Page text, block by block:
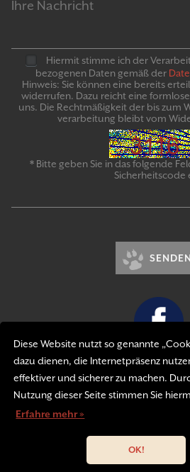
Diese Website nutzt so genannte
dazu dienen, die Internetpräsenz
effektiver und sicherer zu machen.
Nutzung dieser Seite stimmen Sie
Erfahre mehr »
OK!
Hiermit stimme ich der
bezogenen Daten gemäß der
Hinweis: Sie können eine bereits
widerrufen. Dazu reicht eine
uns. Die Recht­mäßigkeit der bis zum
verarbeitung bleibt vom
* Bitte geben Sie in das folgende
Sicherheitscode
SENDEN
Impressum